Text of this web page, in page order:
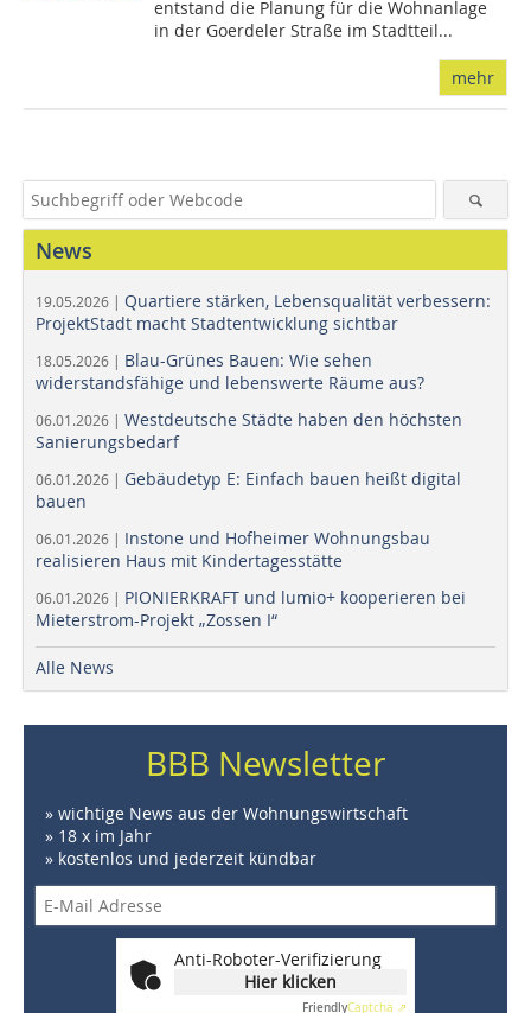
entstand die Planung für die Wohnanlage
in der Goerdeler Straße im Stadtteil...
mehr
News
19.05.2026 | Quartiere stärken, Lebensqualität verbessern:
ProjektStadt macht Stadtentwicklung sichtbar
18.05.2026 | Blau-Grünes Bauen: Wie sehen
widerstandsfähige und lebenswerte Räume aus?
06.01.2026 | Westdeutsche Städte haben den höchsten
Sanierungsbedarf
06.01.2026 | Gebäudetyp E: Einfach bauen heißt digital
bauen
06.01.2026 | Instone und Hofheimer Wohnungsbau
realisieren Haus mit Kindertagesstätte
06.01.2026 | PIONIERKRAFT und lumio+ kooperieren bei
Mieterstrom-Projekt „Zossen I“
Alle News
BBB Newsletter
» wichtige News aus der Wohnungswirtschaft
» 18 x im Jahr
» kostenlos und jederzeit kündbar
Anti-Roboter-Verifizierung
Hier klicken
FriendlyCaptcha ⇗